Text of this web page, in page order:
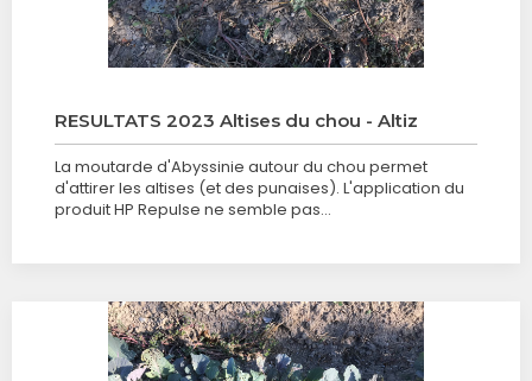
RESULTATS 2023 Altises du chou - Altiz
La moutarde d'Abyssinie autour du chou permet
d'attirer les altises (et des punaises). L'application du
produit HP Repulse ne semble pas…